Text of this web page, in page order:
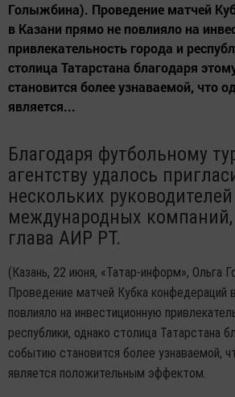
Голыжбина). Проведение матчей
в Казани прямо не повлияло на
привлекательность города и
столица Татарстана благодаря
становится более узнаваемой, что
является...
Благодаря футбольному
агентству удалось
нескольких
международных
глава АИР РТ.
(Казань, 22 июня, «Татар-информ», Ольга
Проведение матчей Кубка конфедераций
повлияло на инвестиционную
республики, однако столица Татарстана
событию становится более узнаваемой,
является положительным эффектом.